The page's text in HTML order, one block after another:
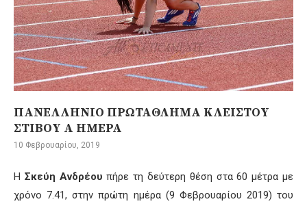
ΠΑΝΕΛΛΗΝΙΟ ΠΡΩΤΑΘΛΗΜΑ ΚΛΕΙΣΤΟΥ
ΣΤΙΒΟΥ Α ΗΜΕΡΑ
10 Φεβρουαρίου, 2019
Η Σκεύη Ανδρέου πήρε τη δεύτερη θέση στα 60 μέτρα με
χρόνο 7.41, στην πρώτη ημέρα (9 Φεβρουαρίου 2019) του